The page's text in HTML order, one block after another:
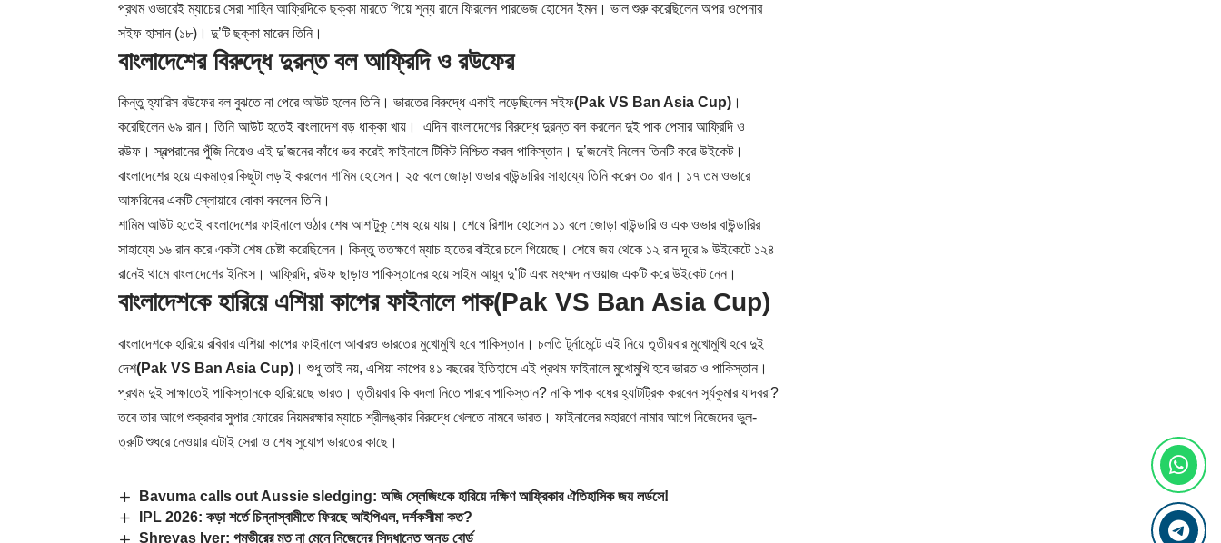
প্রথম ওভারেই ম্যাচের সেরা শাহিন আফ্রিদিকে ছক্কা মারতে গিয়ে শূন্য রানে ফিরলেন পারভেজ হোসেন ইমন। ভাল শুরু করেছিলেন অপর ওপেনার
সইফ হাসান (১৮)। দু’টি ছক্কা মারেন তিনি।
বাংলাদেশের বিরুদ্ধে দুরন্ত বল আফ্রিদি ও রউফের
কিন্তু হ্যারিস রউফের বল বুঝতে না পেরে আউট হলেন তিনি। ভারতের বিরুদ্ধে একাই লড়েছিলেন সইফ(Pak VS Ban Asia Cup) ।
করেছিলেন ৬৯ রান। তিনি আউট হতেই বাংলাদেশ বড় ধাক্কা খায়। এদিন বাংলাদেশের বিরুদ্ধে দুরন্ত বল করলেন দুই পাক পেসার আফ্রিদি ও
রউফ। স্বল্পরানের পুঁজি নিয়েও এই দু’জনের কাঁধে ভর করেই ফাইনালে টিকিট নিশ্চিত করল পাকিস্তান। দু’জনেই নিলেন তিনটি করে উইকেট।
বাংলাদেশের হয়ে একমাত্র কিছুটা লড়াই করলেন শামিম হোসেন। ২৫ বলে জোড়া ওভার বাউন্ডারির সাহায্যে তিনি করেন ৩০ রান। ১৭ তম ওভারে
আফরিনের একটি স্লোয়ারে বোকা বনলেন তিনি।
শামিম আউট হতেই বাংলাদেশের ফাইনালে ওঠার শেষ আশাটুকু শেষ হয়ে যায়। শেষে রিশাদ হোসেন ১১ বলে জোড়া বাউন্ডারি ও এক ওভার বাউন্ডারির
সাহায্যে ১৬ রান করে একটা শেষ চেষ্টা করেছিলেন। কিন্তু ততক্ষণে ম্যাচ হাতের বাইরে চলে গিয়েছে। শেষে জয় থেকে ১২ রান দূরে ৯ উইকেটে ১২৪
রানেই থামে বাংলাদেশের ইনিংস। আফ্রিদি, রউফ ছাড়াও পাকিস্তানের হয়ে সাইম আয়ুব দু’টি এবং মহম্মদ নাওয়াজ একটি করে উইকেট নেন।
বাংলাদেশকে হারিয়ে এশিয়া কাপের ফাইনালে পাক(Pak VS Ban Asia Cup)
বাংলাদেশকে হারিয়ে রবিবার এশিয়া কাপের ফাইনালে আবারও ভারতের মুখোমুখি হবে পাকিস্তান। চলতি টুর্নামেন্টে এই নিয়ে তৃতীয়বার মুখোমুখি হবে দুই
দেশ(Pak VS Ban Asia Cup) । শুধু তাই নয়, এশিয়া কাপের ৪১ বছরের ইতিহাসে এই প্রথম ফাইনালে মুখোমুখি হবে ভারত ও পাকিস্তান।
প্রথম দুই সাক্ষাতেই পাকিস্তানকে হারিয়েছে ভারত। তৃতীয়বার কি বদলা নিতে পারবে পাকিস্তান? নাকি পাক বধের হ্যাটট্রিক করবেন সূর্যকুমার যাদবরা?
তবে তার আগে শুক্রবার সুপার ফোরের নিয়মরক্ষার ম্যাচে শ্রীলঙ্কার বিরুদ্ধে খেলতে নামবে ভারত। ফাইনালের মহারণে নামার আগে নিজেদের ভুল-
ত্রুটি শুধরে নেওয়ার এটাই সেরা ও শেষ সুযোগ ভারতের কাছে।
Bavuma calls out Aussie sledging: অজি স্লেজিংকে হারিয়ে দক্ষিণ আফ্রিকার ঐতিহাসিক জয় লর্ডসে!
IPL 2026: কড়া শর্তে চিন্নাস্বামীতে ফিরছে আইপিএল, দর্শকসীমা কত?
Shreyas Iyer: গম্ভীরের মত না মেনে নিজেদের সিদ্ধান্তে অনড় বোর্ড